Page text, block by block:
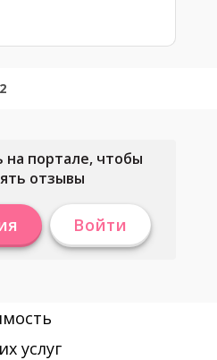
2
на портале, чтобы
отзывы
Войти
услуг